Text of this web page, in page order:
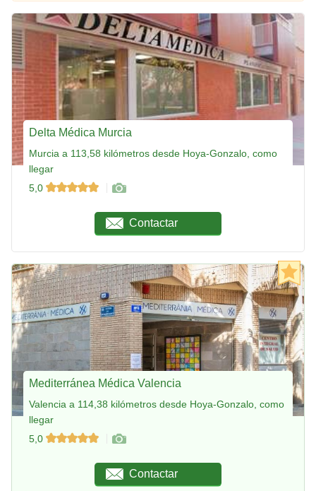
Delta Médica Murcia
Murcia a 113,58 kilómetros desde Hoya-Gonzalo, como
llegar
5,0
Contactar
Mediterránea Médica Valencia
Valencia a 114,38 kilómetros desde Hoya-Gonzalo, como
llegar
5,0
Contactar